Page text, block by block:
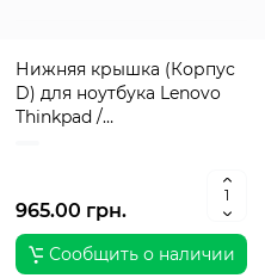
Нижняя крышка (Корпус
D) для ноутбука Lenovo
Thinkpad /
965.00 грн.
Сообщить о наличии